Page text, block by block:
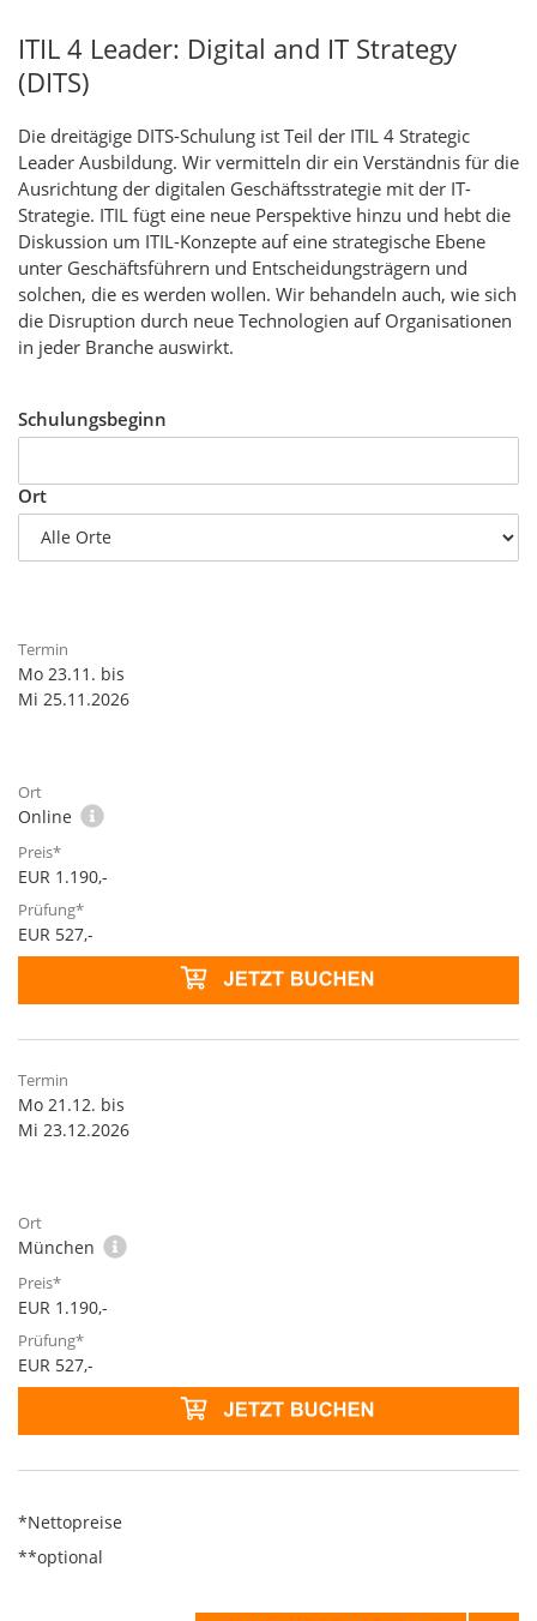
ITIL 4 Leader: Digital and IT Strategy
(DITS)
Die dreitägige DITS-Schulung ist Teil der ITIL 4 Strategic
Leader Ausbildung. Wir vermitteln dir ein Verständnis für die
Ausrichtung der digitalen Geschäftsstrategie mit der IT-
Strategie. ITIL fügt eine neue Perspektive hinzu und hebt die
Diskussion um ITIL-Konzepte auf eine strategische Ebene
unter Geschäftsführern und Entscheidungsträgern und
solchen, die es werden wollen. Wir behandeln auch, wie sich
die Disruption durch neue Technologien auf Organisationen
in jeder Branche auswirkt.
Schulungsbeginn
Ort
Mo 23.11. bis
Mi 25.11.2026
Online
EUR 1.190,-
EUR 527,-
Mo 21.12. bis
Mi 23.12.2026
München
EUR 1.190,-
EUR 527,-
*Nettopreise
**optional